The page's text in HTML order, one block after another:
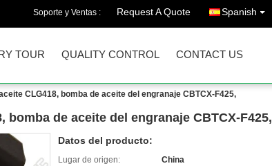
Soporte y Ventas : Request A Quote Spanish
TOUR QUALITY CONTROL CONTACT US
CLG418, bomba de aceite del engranaje CBTCX-F425,
de aceite del engranaje CBTCX-F425,
Datos del producto:
Lugar de origen:
China